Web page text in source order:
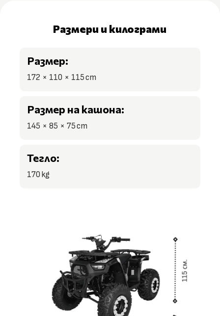
Размери и килограми
Размер:
172 × 110 × 115 cm
Размер на кашона:
145 × 85 × 75 cm
Тегло:
170 kg